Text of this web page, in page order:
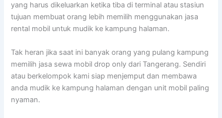
yang harus dikeluarkan ketika tiba di terminal atau stasiun
tujuan membuat orang lebih memilih menggunakan jasa
rental mobil untuk mudik ke kampung halaman.
Tak heran jika saat ini banyak orang yang pulang kampung
memilih jasa sewa mobil drop only dari Tangerang. Sendiri
atau berkelompok kami siap menjemput dan membawa
anda mudik ke kampung halaman dengan unit mobil paling
nyaman.